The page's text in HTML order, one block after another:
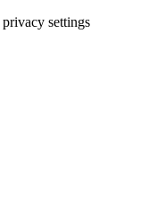
privacy settings